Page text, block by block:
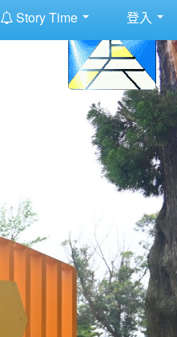
Story Time 登入